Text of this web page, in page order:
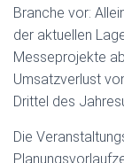
Branche vor:
der aktuellen
Messeprojekte
Umsatzverlust
Drittel des
Die